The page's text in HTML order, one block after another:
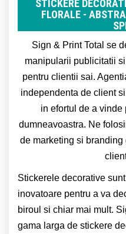
STICKERE
FLORALE -
Sign & Print Total se
manipularii publicitatii
pentru clientii sai.
independenta de client
in efortul de a
dumneavoastra. Ne
de marketing si
Stickerele decorative
inovatoare pentru a va
biroul si chiar mai mult.
gama larga de stickere